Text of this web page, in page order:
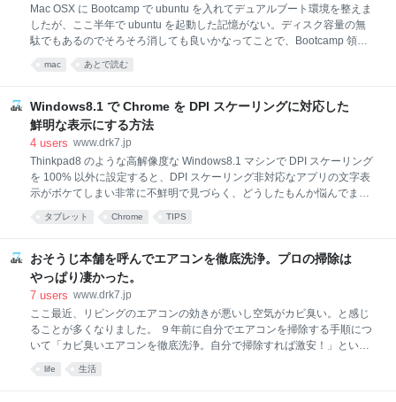
や地下は苦手なのは仕様。ただ埼玉県は圏内のはずだが繋がらないとこ
ろは多い印象。実家の蓮
Mac OSX に Bootcamp で ubuntu を入れてデュアルブート環境を整えま
したが、ここ半年で ubuntu を起動した記憶がない。ディスク容量の無
駄でもあるのでそろそろ消しても良いかなってことで、Bootcamp 領域
をまるっと削除することにしました。 OSX には便利な Bootcamp アシ
スタントがあって、そこから Windows パーティション領域を削除すれ
ョゴニョと設定してインストールしたので、Linux Swap 領域やらがあ
るのが原因のためか、まぁ普通に削除できませんでした。 仕方がないの
で、Bootcamp のパーティションを手動で削除するためにディスクユー
は Mac OS 拡張（ジャーナリング）でフォーマットしてパ
mac あとで読む
Windows8.1 で Chrome を DPI スケーリングに対応した
鮮明な表示にする方法
4 users www.drk7.jp
Thinkpad8 のような高解像度な Windows8.1 マシンで DPI スケーリング
を 100% 以外に設定すると、DPI スケーリング非対応なアプリの文字表
示がボケてしまい非常に不鮮明で見づらく、どうしたもんか悩んでまし
た。特にメインブラウザとして常用している Chrome の非対応は致命的
でした。 エンジニアなら当たり前のように開発用にメインブラウザは
Internet Explorer にはどうしても戻れない体になってしまっているの
で、Windows8.1 でもメインブラウザは変わらず Chrome でいきたいわ
けです。 一つ前のエントリでもご紹介しましたが、僕にはこの違いがど
てよく紹介されている方法は下記の方法です。 つまり、アプリを強制的
に
タブレット Chrome TIPS
おそうじ本舗を呼んでエアコンを徹底洗浄。プロの掃除は
やっぱり凄かった。
7 users www.drk7.jp
ここ最近、リビングのエアコンの効きが悪いし空気がカビ臭い。と感じ
ることが多くなりました。 ９年前に自分でエアコンを掃除する手順につ
いて「カビ臭いエアコンを徹底洗浄。自分で掃除すれば激安！」という
記事でまとめました。ただこの手順はお掃除機能がついていないエアコ
ンの場合についてです。比較的高価格帯のお掃除機能がついたエアコン
life 生活